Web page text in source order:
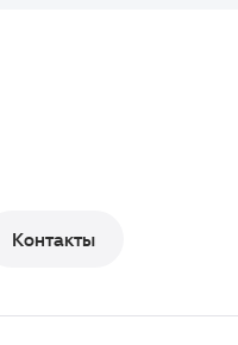
Контакты